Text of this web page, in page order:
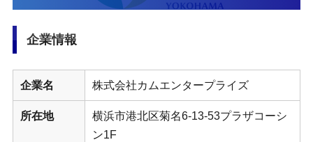
企業情報
企業名 株式会社カムエンタープライズ
所在地
横浜市港北区菊名6-13-53プラザコーシ
ン1F